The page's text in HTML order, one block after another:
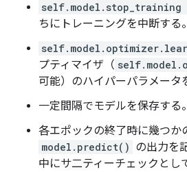
self.model.stop_training
ちにトレーニングを中断する。
プティマイザ（
可能）のハイパーパラメータ
一定間隔でモデルを保存する。
各エポックの終了時に幾つか
model.predict() の出力を
中にサ二ティーチェックとし